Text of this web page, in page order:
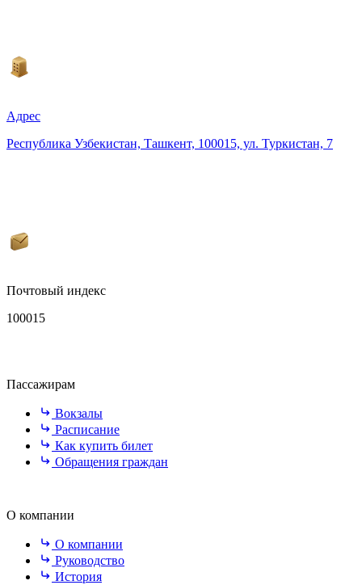
Адрес
Республика Узбекистан, Ташкент, 100015, ул. Туркистан, 7
Почтовый индекс
100015
Пассажирам
Вокзалы
Расписание
Как купить билет
Обращения граждан
О компании
О компании
Руководство
История